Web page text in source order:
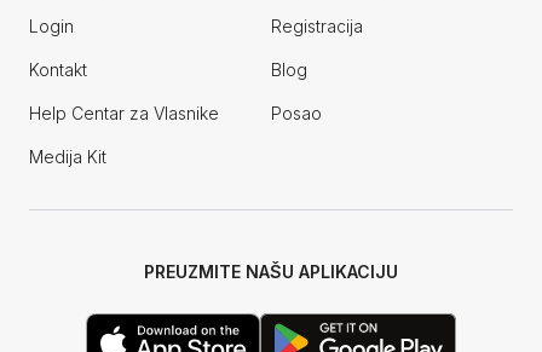
Login Registracija
Kontakt Blog
Help Centar za Vlasnike Posao
Medija Kit
PREUZMITE NAŠU APLIKACIJU